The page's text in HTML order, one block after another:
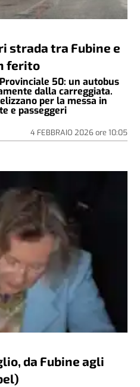
strada tra Fubine e
ferito
50: un autobus
dalla carreggiata.
per la messa in
e passeggeri
4 FEBBRAIO 2026ore 10:05
da Fubine agli